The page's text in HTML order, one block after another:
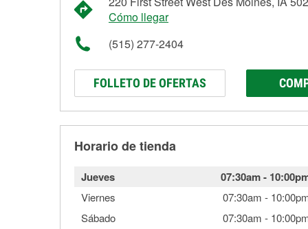
Cómo llegar
(515) 277-2404
FOLLETO DE OFERTAS
Horario de tienda
Jueves 07:30am-
Viernes 07:30am -
Sábado
07:30am -